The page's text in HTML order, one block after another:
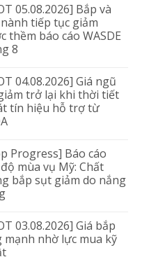
05.08.2026] Bắp và
tiếp tục giảm
thềm báo cáo WASDE
8
04.08.2026] Giá ngũ
trở lại khi thời tiết
tín hiệu hỗ trợ từ
Progress] Báo cáo
mùa vụ Mỹ: Chất
bắp sụt giảm do nắng
03.08.2026] Giá bắp
mạnh nhờ lực mua kỹ